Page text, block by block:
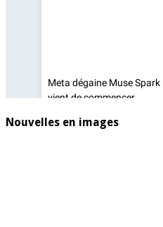
Nouvelles en images